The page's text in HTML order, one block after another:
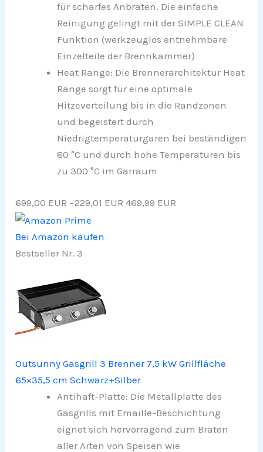
für scharfes Anbraten. Die einfache
Reinigung gelingt mit der SIMPLE CLEAN
Funktion (werkzeuglos entnehmbare
Einzelteile der Brennkammer)
Heat Range: Die Brennerarchitektur Heat
Range sorgt für eine optimale
Hitzeverteilung bis in die Randzonen
und begeistert durch
Niedrigtemperaturgaren bei beständigen
80 °C und durch hohe Temperaturen bis
zu 300 °C im Garraum
699,00 EUR −229,01 EUR 469,99 EUR
Bei Amazon kaufen
Bestseller Nr. 3
Outsunny Gasgrill 3 Brenner 7,5 kW Grillfläche
65×35,5 cm Schwarz+Silber
Antihaft-Platte: Die Metallplatte des
Gasgrills mit Emaille-Beschichtung
eignet sich hervorragend zum Braten
aller Arten von Speisen wie